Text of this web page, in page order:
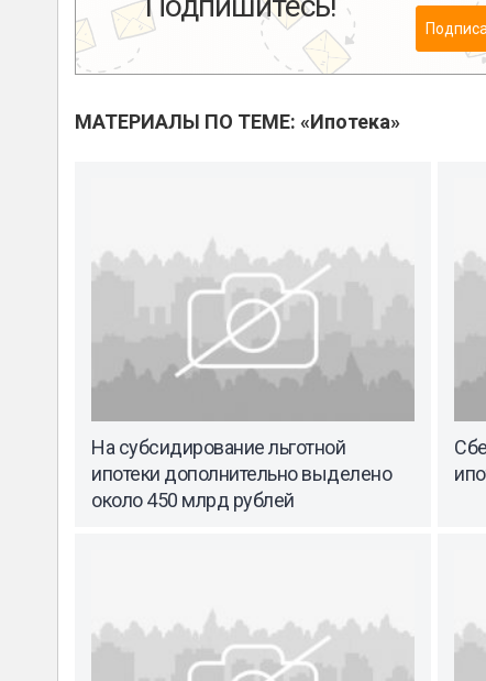
МАТЕРИАЛЫ ПО ТЕМЕ: «Ипотека»
На субсидирование льготной
ипотеки дополнительно выделено
около 450 млрд рублей